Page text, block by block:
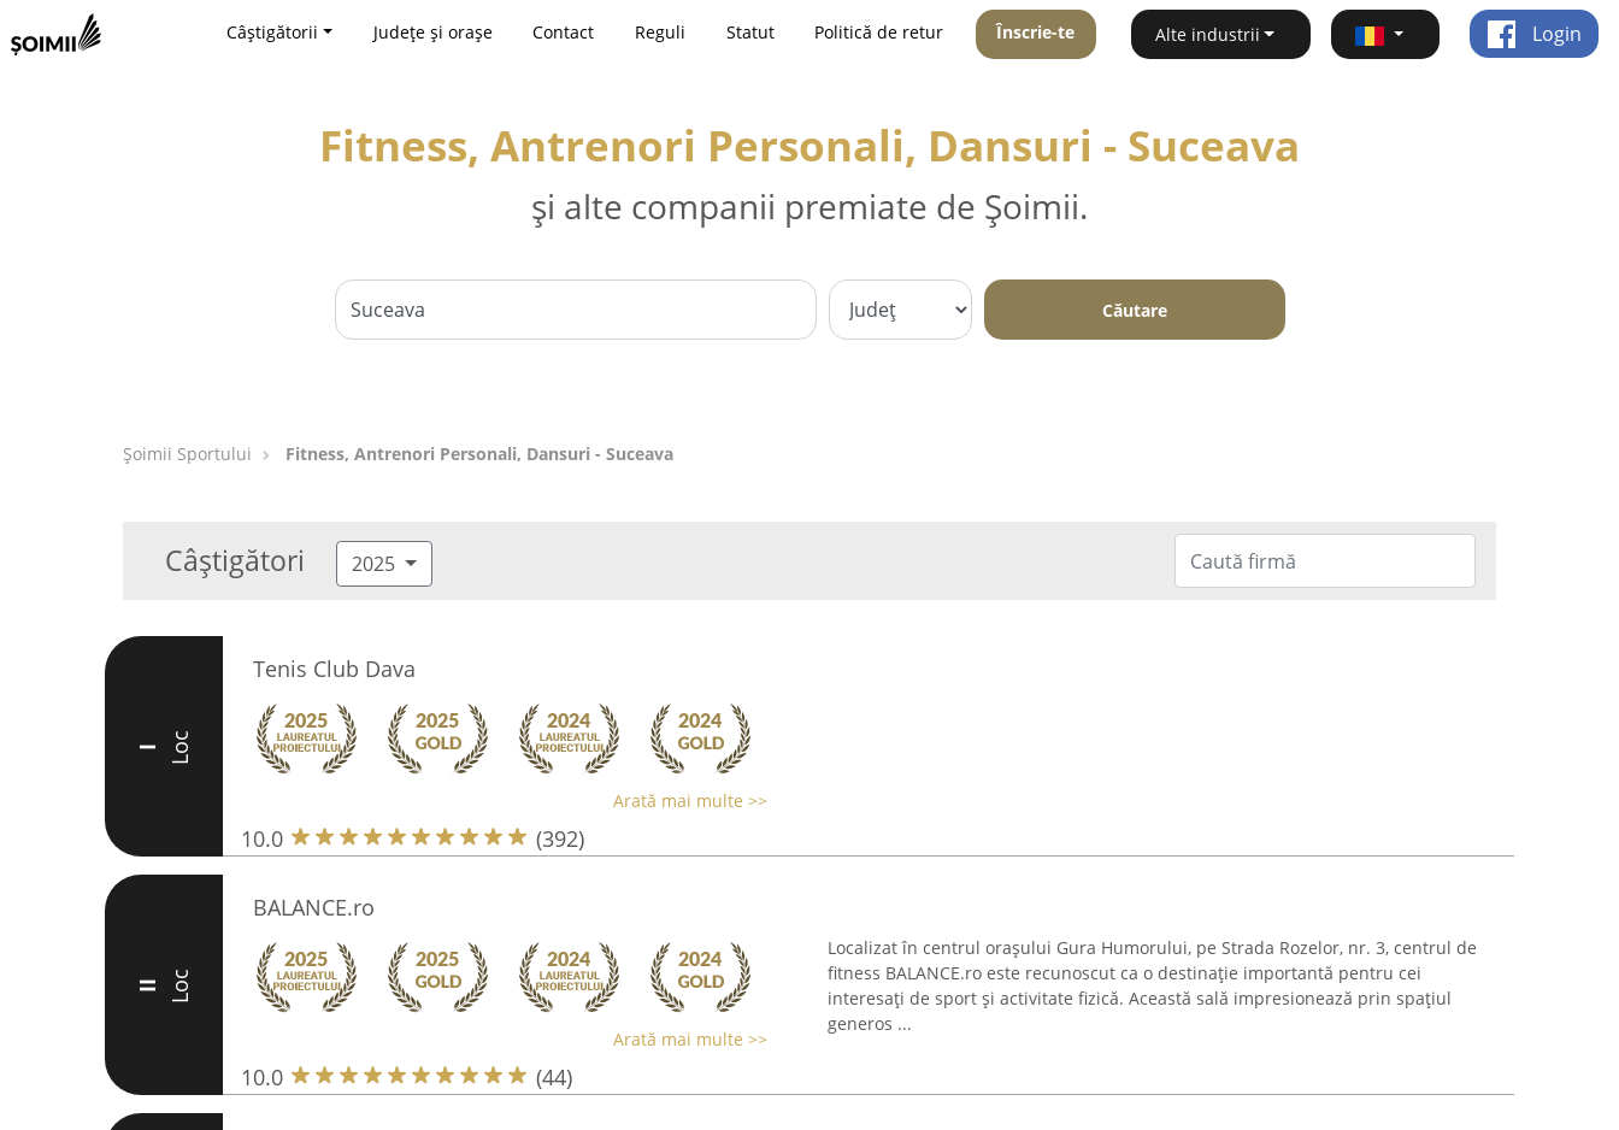
Câștigătorii Județe și orașe Contact Reguli Statut Politică de retur Înscrie-te Alte industrii Login
Fitness, Antrenori Personali, Dansuri - Suceava
și alte companii premiate de Șoimii.
Căutare
Șoimii Sportului Fitness, Antrenori Personali, Dansuri - Suceava
Câștigători 2025
I Loc
Tenis Club Dava
Arată mai multe >>
10.0 (392)
II Loc
BALANCE.ro
Arată mai multe >>
10.0 (44)
Localizat în centrul orașului Gura Humorului, pe Strada Rozelor, nr. 3, centrul de
fitness BALANCE.ro este recunoscut ca o destinație importantă pentru cei
interesați de sport și activitate fizică. Această sală impresionează prin spațiul
generos ...